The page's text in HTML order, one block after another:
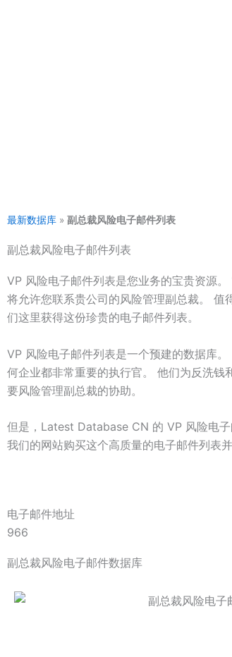
最新数据库 » 副总裁风险电子邮件列表
副总裁风险电子邮件列表
VP 风险电子邮件列表是您业务的宝贵资源
将允许您联系贵公司的风险管理副总裁。
们这里获得这份珍贵的电子邮件列表。
VP 风险电子邮件列表是一个预建的数据库
何企业都非常重要的执行官。 他们为反洗
要风险管理副总裁的协助。
但是，Latest Database CN 的 VP 风险电
我们的网站购买这个高质量的电子邮件列表
电子邮件地址
966
副总裁风险电子邮件数据库